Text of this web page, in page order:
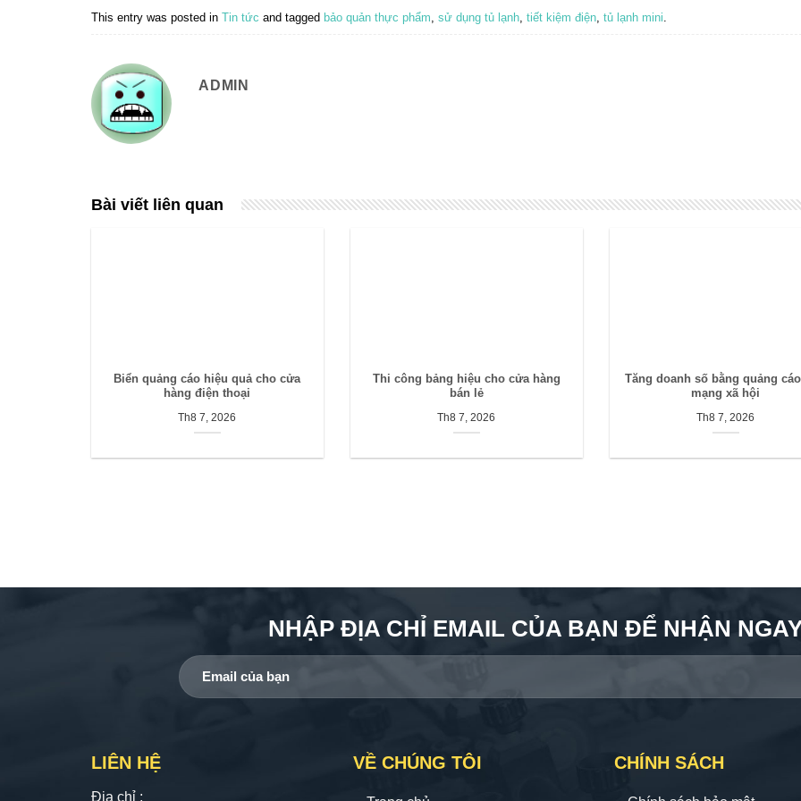
This entry was posted in Tin tức and tagged bảo quản thực phẩm, sử dụng tủ lạnh, tiết kiệm điện, tủ lạnh mini.
ADMIN
Bài viết liên quan
Biển quảng cáo hiệu quả cho cửa
hàng điện thoại
Th8 7, 2026
Thi công bảng hiệu cho cửa hàng
bán lẻ
Th8 7, 2026
Tăng doanh số bằng quảng
mạng xã hội
Th8 7, 2026
NHẬP ĐỊA CHỈ EMAIL CỦA BẠN ĐỂ NHẬN
LIÊN HỆ
Địa chỉ :
VỀ CHÚNG TÔI CHÍNH SÁCH